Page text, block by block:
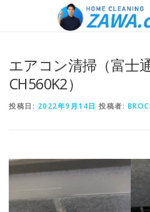
エアコン清掃（富士
CH560K2）
投稿日: 2022年9月14日 投稿者: